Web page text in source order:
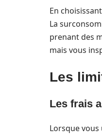
En
La
prenant des
mais vous
Les
Les frais
Lorsque